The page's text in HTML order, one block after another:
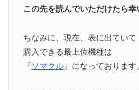
この先を読んでいただけたら
ちなみに、現在、表に出ていて
購入できる最上位機種は
『ソマクル』になっております